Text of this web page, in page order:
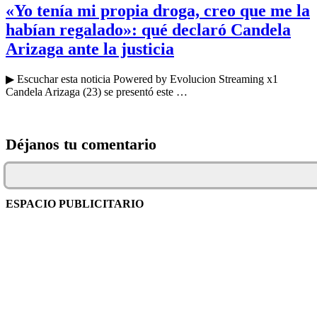
«Yo tenía mi propia droga, creo que me la
habían regalado»: qué declaró Candela
Arizaga ante la justicia
▶ Escuchar esta noticia Powered by Evolucion Streaming x1
Candela Arizaga (23) se presentó este …
Déjanos tu comentario
ESPACIO PUBLICITARIO